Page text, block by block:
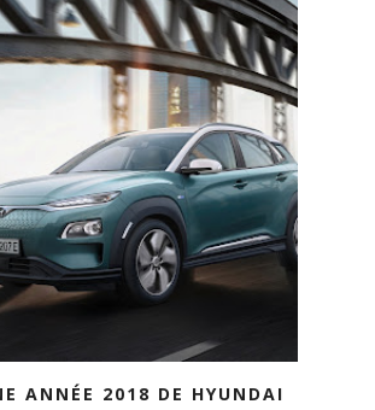
ANNÉE 2018 DE HYUNDAI